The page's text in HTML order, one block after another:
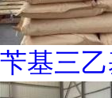
苄基三